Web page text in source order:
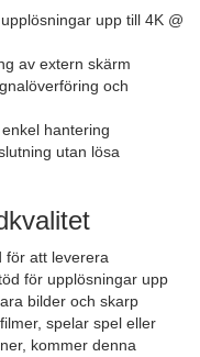
upp till 4K @
av extern skärm
och
hantering
utan lösa
för att leverera
för upplösningar upp
bilder och skarp
spelar spel eller
kommer denna